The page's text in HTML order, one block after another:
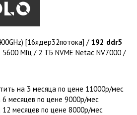
[16ядер32потока] / 192 ddr5
5600 МГц / 2 ТБ NVME Netac NV7000 /
на 3 месяца по цене 11000р/мес
месяцев по цене 9000р/мес
месяцев по цене 8000р/мес